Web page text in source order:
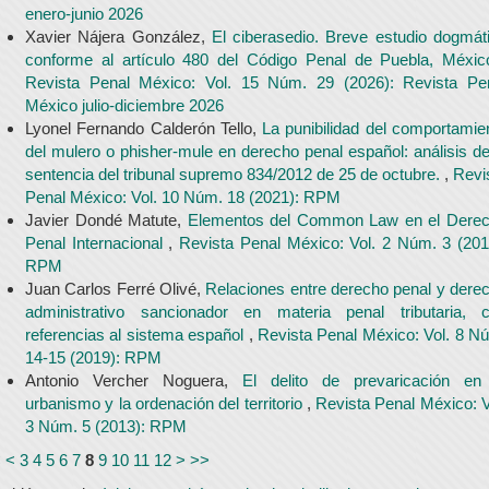
enero-junio 2026
Xavier Nájera González, El ciberasedio. Breve estudio
conforme al artículo 480 del Código Penal de Puebla,
Revista Penal México: Vol. 15 Núm. 29 (2026): Revista
México julio-diciembre 2026
Lyonel Fernando Calderón Tello, La punibilidad del
del mulero o phisher-mule en derecho penal español: análisis
sentencia del tribunal supremo 834/2012 de 25 de octubre. ,
Penal México: Vol. 10 Núm. 18 (2021): RPM
Javier Dondé Matute, Elementos del Common Law en el
Penal Internacional , Revista Penal México: Vol. 2 Núm. 3
RPM
Juan Carlos Ferré Olivé, Relaciones entre derecho penal y
administrativo sancionador en materia penal tributaria,
referencias al sistema español , Revista Penal México: Vol. 8
14-15 (2019): RPM
Antonio Vercher Noguera, El delito de prevaricación
urbanismo y la ordenación del territorio , Revista Penal México:
3 Núm. 5 (2013): RPM
< 3 4 5 6 7 8 9 10 11 12 > >>